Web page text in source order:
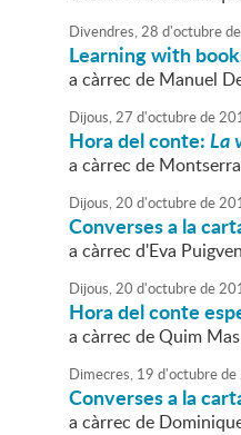
Divendres,28 d'octubrede
Learning with
a càrrec de Manuel
Dijous,27 d'octubrede
Hora del conte:La
a càrrec de
Dijous,20 d'octubrede
Converses a la
a càrrec d'Eva
Dijous,20 d'octubrede
Hora del conte
a càrrec de Quim
Dimecres, 19 d'octubrede
Converses a la
a càrrec de